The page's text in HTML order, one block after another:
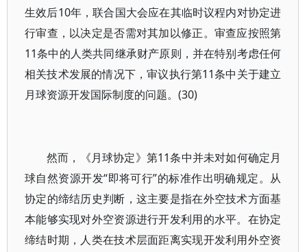
生效后10年，联合国大会应在其临时议程内对协定进
行审查，以决定是否需对其加以修正。审查应按照第
11条中的人类共同继承财产原则，并在特别考虑任何
相关技术发展的情况下，审议执行第11条中关于建立
月球资源开发国际制度的问题。(30)
然而，《月球协定》第11条中并未对如何确定月
球自然资源开发“即将可行”的标准作出明确规定。从
协定的缔结历史判断，这主要是指在外空技术方面基
本能够实现对外空资源进行开发利用的水平。在协定
缔结时期，人类在技术层面距离实现开发利用外空资